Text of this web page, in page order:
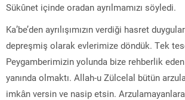
Sükûnet içinde oradan ayrılmamızı söyledi.
Ka’be’den ayrılışımızın verdiği hasret
depreşmiş olarak evlerimize döndük. Tek
Peygamberimizin yolunda bize rehberlik eden
yanında olmaktı. Allah-u Zülcelal bütün
imkân versin ve nasip etsin.